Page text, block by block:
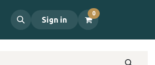
Sign in
0